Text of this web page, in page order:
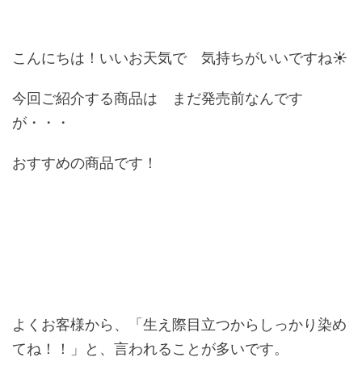
こんにちは！いいお天気で 気持ちがいいですね☀
今回ご紹介する商品は まだ発売前なんです
が・・・
おすすめの商品です！
よくお客様から、「生え際目立つからしっかり染め
てね！！」と、言われることが多いです。